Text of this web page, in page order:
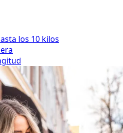
los 10 kilos